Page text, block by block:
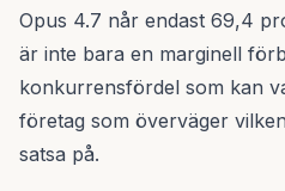
Opus 4.7 når endast 69,4
är inte bara en marginell
konkurrensfördel som kan
företag som överväger
satsa på.